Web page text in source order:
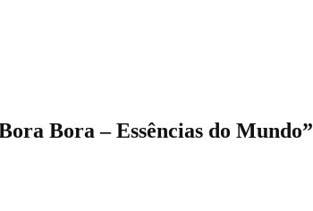
Bora – Essências do Mundo”